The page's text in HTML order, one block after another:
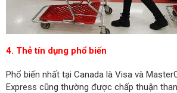
4. Thẻ tín dụng phổ biến
Phổ biến nhất tại Canada là Visa và
Express cũng thường được chấp thuận